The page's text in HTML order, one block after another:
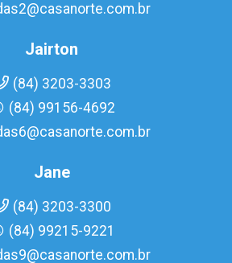
Jairton
(84) 3203-3303
(84) 99156-4692
Jane
(84) 3203-3300
(84) 99215-9221